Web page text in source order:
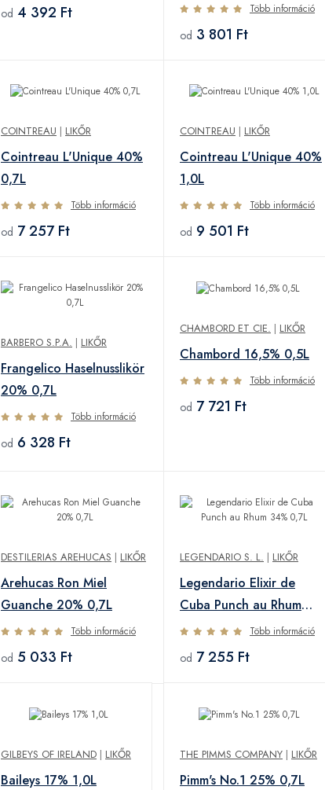
od 4 392 Ft Több információ
od 3 801 Ft
COINTREAU | LIKŐR
Cointreau L'Unique 40%
0,7L
Több információ
od 7 257 Ft
COINTREAU | LIKŐR
Cointreau L'Unique 40%
1,0L
Több információ
od 9 501 Ft
BARBERO S.P.A. | LIKŐR
Frangelico Haselnusslikör
20% 0,7L
Több információ
od 6 328 Ft
CHAMBORD ET CIE. | LIKŐR
Chambord 16,5% 0,5L
Több információ
od 7 721 Ft
DESTILERIAS AREHUCAS | LIKŐR
Arehucas Ron Miel
Guanche 20% 0,7L
Több információ
od 5 033 Ft
LEGENDARIO S. L. | LIKŐR
Legendario Elixir de
Cuba Punch au Rhum
34% 0,7L
Több információ
od 7 255 Ft
GILBEYS OF IRELAND | LIKŐR
Baileys 17% 1,0L
THE PIMMS COMPANY | LIKŐR
Pimm's No.1 25% 0,7L